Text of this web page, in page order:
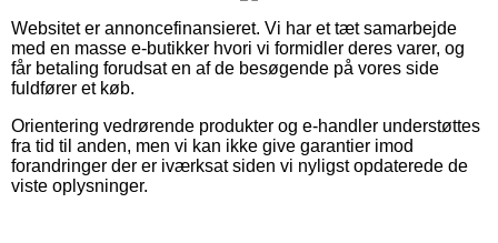
Websitet er annoncefinansieret. Vi har et tæt samarbejde
med en masse e-butikker hvori vi formidler deres varer, og
får betaling forudsat en af de besøgende på vores side
fuldfører et køb.
Orientering vedrørende produkter og e-handler understøttes
fra tid til anden, men vi kan ikke give garantier imod
forandringer der er iværksat siden vi nyligst opdaterede de
viste oplysninger.